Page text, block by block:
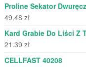
Proline Sekator
49.48 zł
Kard Grabie Do Liści Z
21.39 zł
CELLFAST 40208